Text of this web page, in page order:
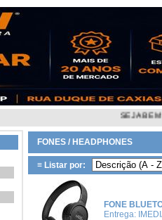
SEJA BEM VINDO À
FONES / HEADPHONES
≡ Listar por:
FONE
Entrega: